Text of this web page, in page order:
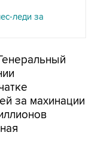
леди за
за махинации